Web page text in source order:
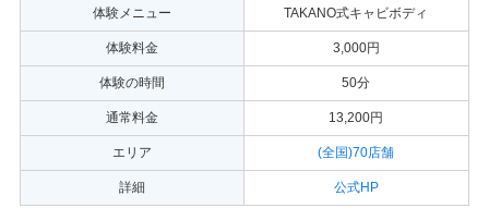
体験メニュー TAKANO式キャビボディ
体験料金 3,000円
体験の時間 50分
通常料金 13,200円
エリア (全国)70店舗
詳細 公式HP